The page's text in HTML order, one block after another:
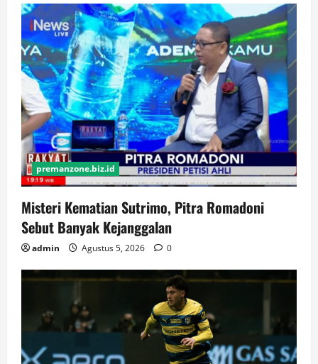
premanzone.biz.id
Misteri Kematian Sutrimo, Pitra Romadoni
Sebut Banyak Kejanggalan
admin Agustus 5, 2026 0